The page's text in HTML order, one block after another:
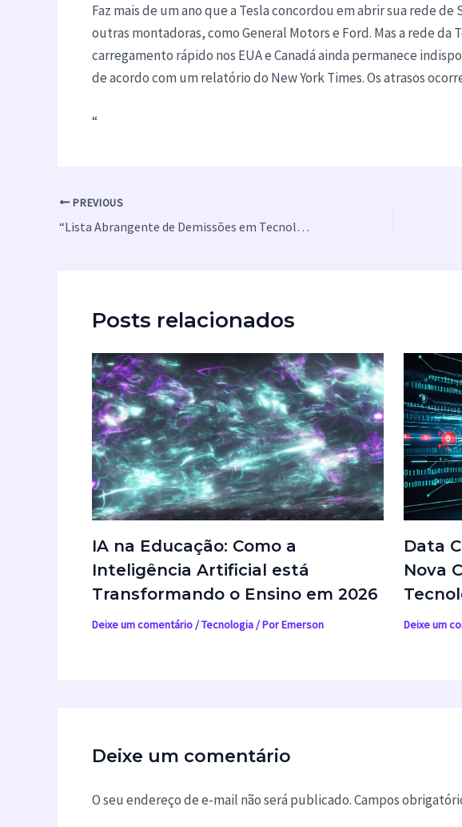
Faz mais de um ano que a Tesla concordou em abrir sua rede
outras montadoras, como General Motors e Ford. Mas a rede da
carregamento rápido nos EUA e Canadá ainda permanece
de acordo com um relatório do New York Times. Os atrasos
“
PREVIOUS
“Lista Abrangente de Demissões em Tecnologia em 2024”
Posts relacionados
IA na Educação: Como a
Inteligência Artificial está
Transformando o Ensino em 2026
Deixe um comentário/Tecnologia/ PorEmerson
Data
Nova
Deixe um
Deixe um comentário
O seu endereço de e-mail não será publicado.Campos